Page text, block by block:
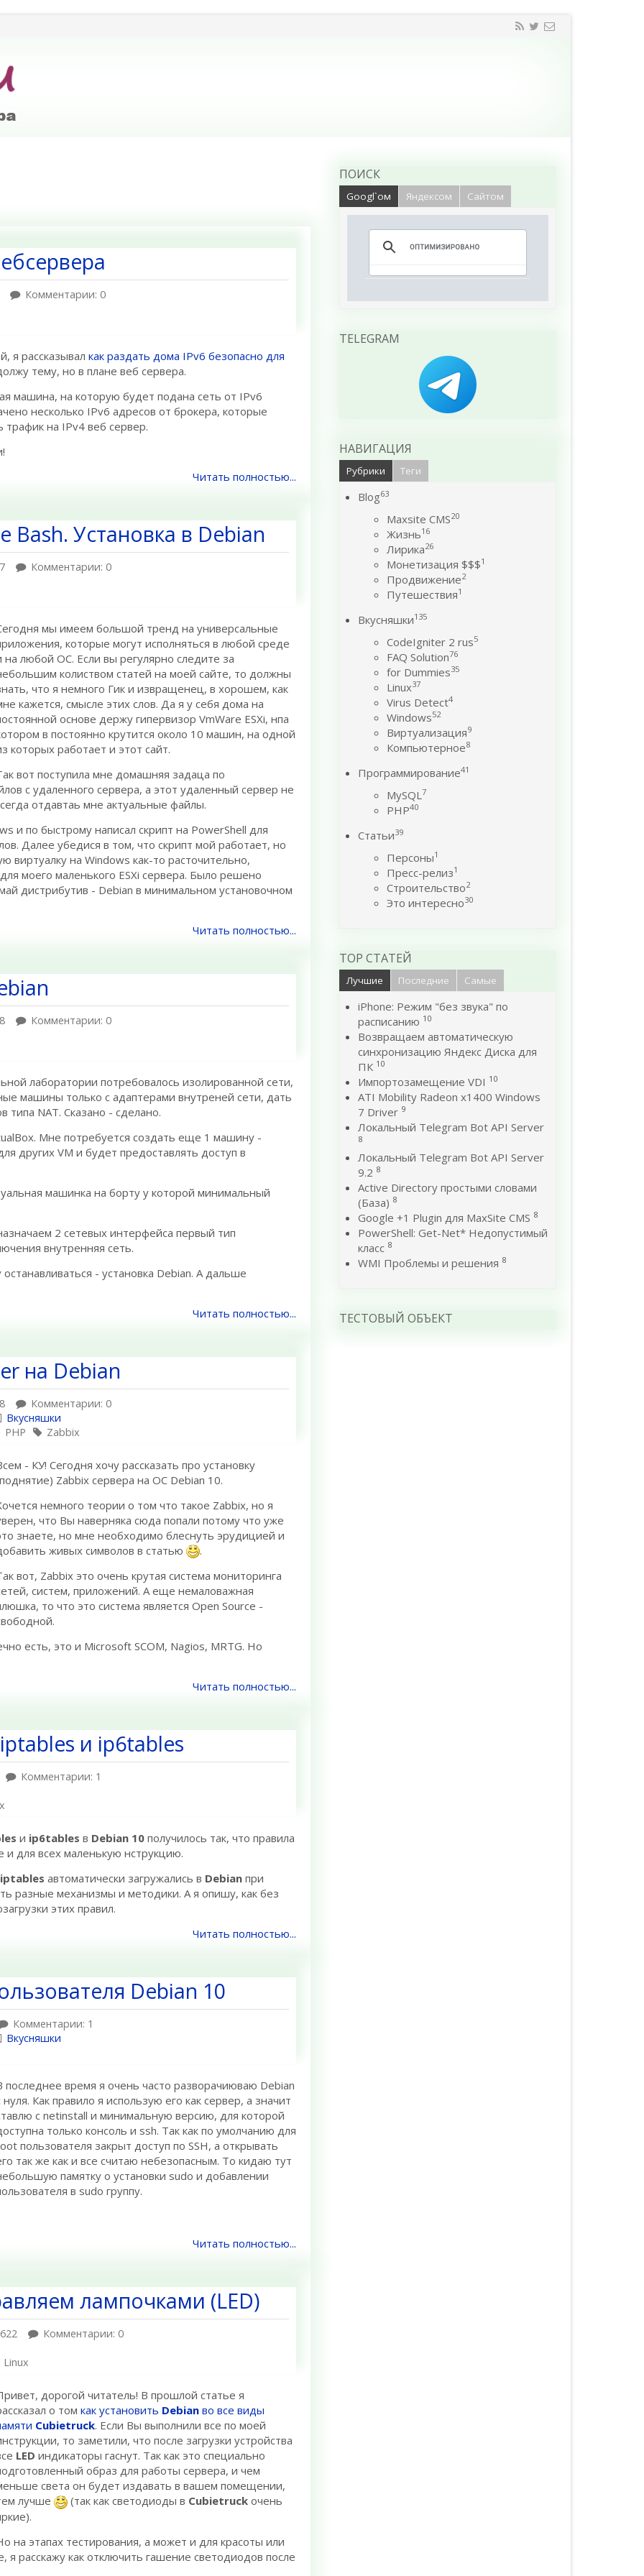
Комментарии: 0
я рассказывал как раздать дома IPv6 безопасно для
тему, но в плане веб сервера.
машина, на которую будет подана сеть от IPv6
несколько IPv6 адресов от брокера, которые
трафик на IPv4 веб сервер.
Читать полностью...
Bash. Установка в Debian
Комментарии: 0
мы имеем большой тренд на универсальные
которые могут исполняться в любой среде
на любой ОС. Если вы регулярно следите за
колиством статей на моей сайте, то должны
что я немного Гик и извращенец, в хорошем, как
кажется, смысле этих слов. Да я у себя дома на
основе держу гипервизор VmWare ESXi, нпа
в постоянно крутится около 10 машин, на одной
которых работает и этот сайт.
вот поступила мне домашняя задаца по
с удаленного сервера, а этот удаленный сервер не
отдавтаь мне актуальные файлы.
и по быстрому написал скрипт на PowerShell для
Далее убедися в том, что скрипт мой работает, но
виртуалку на Windows как-то расточительно,
моего маленького ESXi сервера. Было решено
дистрибутив - Debian в минимальном установочном
Читать полностью...
Комментарии: 0
лаборатории потребовалось изолированной сети,
машины только с адаптерами внутреней сети, дать
типа NAT. Сказано - сделано.
Мне потребуется создать еще 1 машину -
других VM и будет предоставлять доступ в
машинка на борту у которой минимальный
2 сетевых интерфейса первый тип
внутренняя сеть.
- установка Debian. А дальше
Читать полностью...
на Debian
Комментарии: 0
Вкусняшки
PHP
Zabbix
- КУ! Сегодня хочу рассказать про установку
Zabbix сервера на ОС Debian 10.
немного теории о том что такое Zabbix, но я
что Вы наверняка сюда попали потому что уже
знаете, но мне необходимо блеснуть эрудицией и
живых символов в статью
.
вот, Zabbix это очень крутая система мониторинга
систем, приложений. А еще немаловажная
то что это система является Open Source -
есть, это и Microsoft SCOM, Nagios, MRTG. Но
Читать полностью...
и ip6tables
Комментарии: 1
и ip6tables в Debian 10 получилось так, что правила
для всех маленькую нструкцию.
iptables автоматически загружались в Debian при
разные механизмы и методики. А я опишу, как без
этих правил.
Читать полностью...
Debian 10
Комментарии: 1
Вкусняшки
последнее время я очень часто разворачиюваю Debian
нуля. Как правило я использую его как сервер, а значит
с netinstall и минимальную версию, для которой
только консоль и ssh. Так как по умолчанию для
пользователя закрыт доступ по SSH, а открывать
так же как и все считаю небезопасным. То кидаю тут
памятку о установки sudo и добавлении
в sudo группу.
Читать полностью...
лампочками (LED)
Комментарии: 0
Linux
дорогой читатель! В прошлой статье я
о том как установить Debian во все виды
Cubietruck. Если Вы выполнили все по моей
то заметили, что после загрузки устройства
LED индикаторы гаснут. Так как это специально
образ для работы сервера, и чем
света он будет издавать в вашем помещении,
лучше
(так как светодиоды в Cubietruck очень
на этапах тестирования, а может и для красоты или
расскажу как отключить гашение светодиодов после
ПОИСК
Googl`ом Яндексом Сайтом
TELEGRAM
НАВИГАЦИЯ
Рубрики Теги
Blog63
Maxsite CMS20
Жизнь16
Лирика26
Монетизация $$$1
Продвижение2
Путешествия1
Вкусняшки135
CodeIgniter 2 rus5
FAQ Solution76
for Dummies35
Linux37
Virus Detect4
Windows52
Виртуализация9
Компьютерное8
Программирование41
MySQL7
PHP40
Статьи39
Персоны1
Пресс-релиз1
Строительство2
Это интересно30
TOP СТАТЕЙ
Лучшие Последние Самые
iPhone: Режим "без звука" по
расписанию 10
Возвращаем автоматическую
синхронизацию Яндекс Диска для
ПК 10
Импортозамещение VDI 10
ATI Mobility Radeon x1400 Windows
7 Driver 9
Локальный Telegram Bot API Server
8
Локальный Telegram Bot API Server
9.2 8
Active Directory простыми словами
(База) 8
Google +1 Plugin для MaxSite CMS 8
PowerShell: Get-Net* Недопустимый
класс 8
WMI Проблемы и решения 8
ТЕСТОВЫЙ ОБЪЕКТ